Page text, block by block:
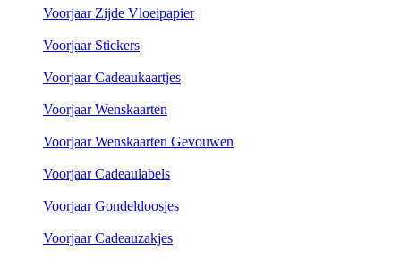
Voorjaar Zijde Vloeipapier
Voorjaar Stickers
Voorjaar Cadeaukaartjes
Voorjaar Wenskaarten
Voorjaar Wenskaarten Gevouwen
Voorjaar Cadeaulabels
Voorjaar Gondeldoosjes
Voorjaar Cadeauzakjes